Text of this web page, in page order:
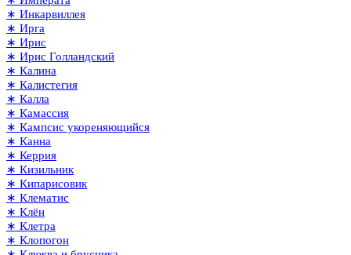
∗ Инкарвиллея
∗ Ирга
∗ Ирис
∗ Ирис Голландский
∗ Калина
∗ Калистегия
∗ Калла
∗ Камассия
∗ Кампсис укореняющийся
∗ Канна
∗ Керрия
∗ Кизильник
∗ Кипарисовик
∗ Клематис
∗ Клён
∗ Клетра
∗ Клопогон